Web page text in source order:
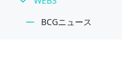
BCGニュース